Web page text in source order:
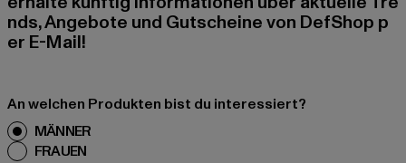
nds, Angebote und Gutscheine von DefShop p
er E-Mail!
An welchen Produkten bist du interessiert?
MÄNNER
FRAUEN